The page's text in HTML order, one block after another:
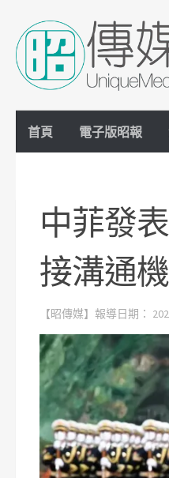
Skip to content
首頁 電子版昭報
中菲發
接溝通
【昭傳媒】報導日期：